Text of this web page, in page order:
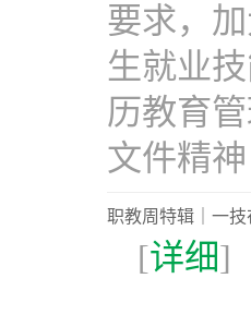
要求，
生就业
历教育
文件精
职教周特辑｜一
[详细]